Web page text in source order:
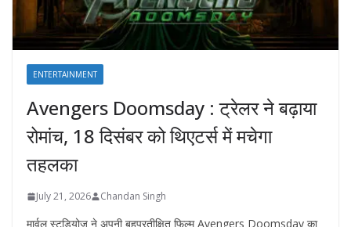
ENTERTAINMENT
Avengers Doomsday : ट्रेलर ने बढ़ाया
रोमांच, 18 दिसंबर को थिएटर्स में मचेगा
तहलका
July 21, 2026 Chandan Singh
मार्वल स्टूडियोज ने अपनी बहुप्रतीक्षित फिल्म Avengers Doomsday का